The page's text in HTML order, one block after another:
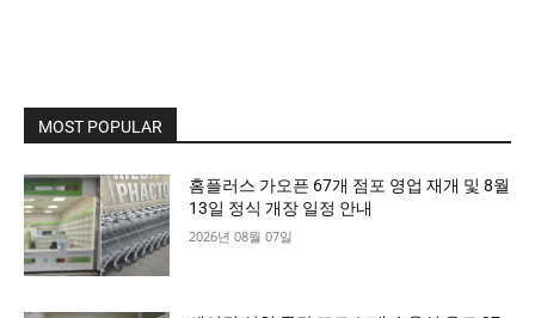
MOST POPULAR
홈플러스 가오픈 67개 점포 영업 재개 및 8월
13일 정식 개장 일정 안내
2026년 08월 07일